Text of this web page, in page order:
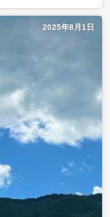
2025年8月1日